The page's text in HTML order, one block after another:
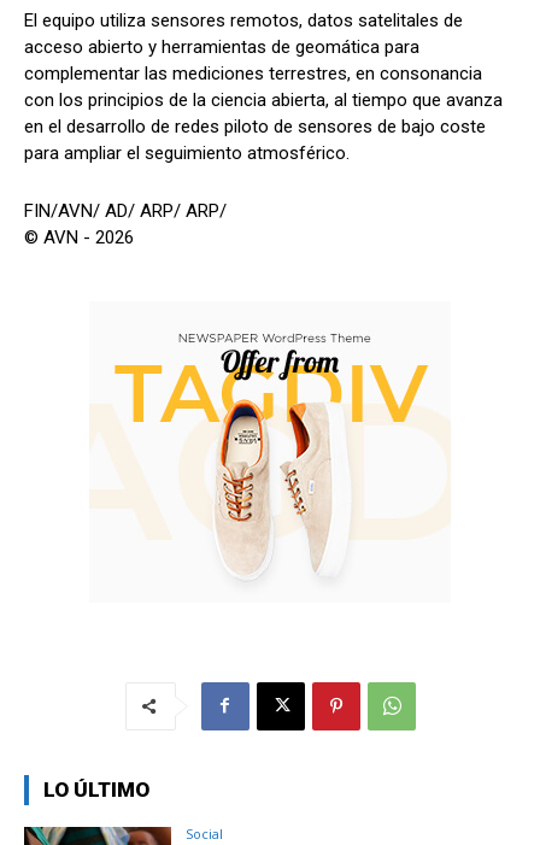
El equipo utiliza sensores remotos, datos satelitales de
acceso abierto y herramientas de geomática para
complementar las mediciones terrestres, en consonancia
con los principios de la ciencia abierta, al tiempo que avanza
en el desarrollo de redes piloto de sensores de bajo coste
para ampliar el seguimiento atmosférico.
FIN/AVN/ AD/ ARP/ ARP/
© AVN - 2026
LO ÚLTIMO
Social